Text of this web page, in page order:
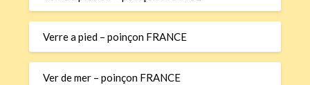
Verre a pied – poinçon FRANCE
Ver de mer – poinçon FRANCE